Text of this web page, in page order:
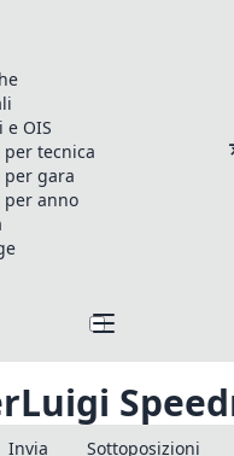
e OIS
per tecnica
per gara
per anno
Invia Sottoposizioni